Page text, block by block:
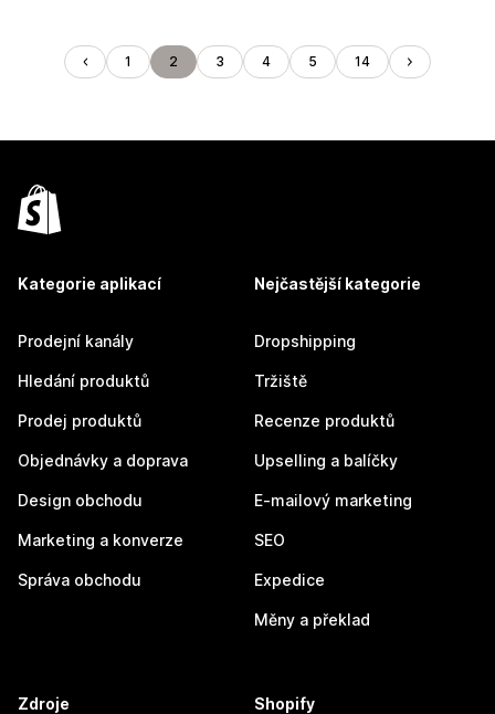
1 2 3 4 5 14
Kategorie aplikací
Prodejní kanály
Hledání produktů
Prodej produktů
Objednávky a doprava
Design obchodu
Marketing a konverze
Správa obchodu
Nejčastější kategorie
Dropshipping
Tržiště
Recenze produktů
Upselling a balíčky
E-mailový marketing
SEO
Expedice
Měny a překlad
Zdroje Shopify